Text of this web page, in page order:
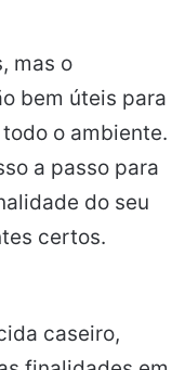
mas o
bem úteis para
o ambiente.
a passo para
do seu
certos.
caseiro,